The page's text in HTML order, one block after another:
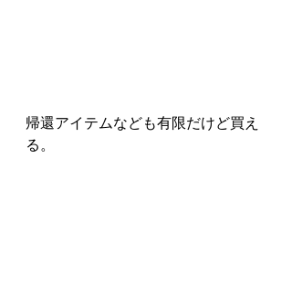
帰還アイテムなども有限だけど買え
る。